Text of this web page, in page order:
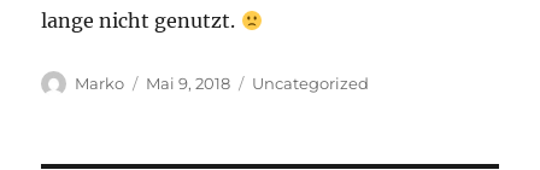
lange nicht genutzt.
Autor
Marko
Veröffentlicht
Mai 9, 2018 Kategorien
Uncategorized